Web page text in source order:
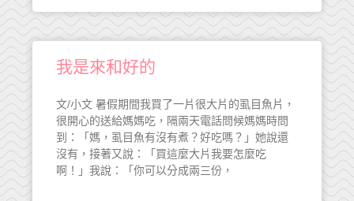
我是來和好的
文/小文 暑假期間我買了一片很大片的虱目魚片，
很開心的送給媽媽吃，隔兩天電話問候媽媽時問
到：「媽，虱目魚有沒有煮？好吃嗎？」她說還
沒有，接著又說：「買這麼大片我要怎麼吃
啊！」我說：「你可以分成兩三份，